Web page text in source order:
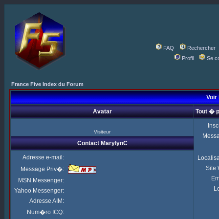
FAQ
Rechercher
Profil
Se
France Five Index du Forum
Voir
Avatar Tout �
Visiteur
Site
Contact MarylynC
Adresse e-mail:
Message Priv�:
MSN Messenger:
Yahoo Messenger:
Adresse AIM:
Num�ro ICQ: